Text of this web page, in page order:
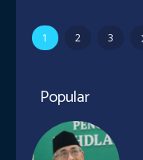
1 2 3
Popular